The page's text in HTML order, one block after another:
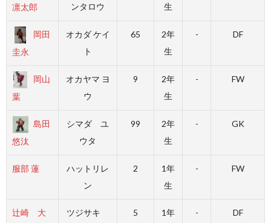
凛太郎
ンタロウ
生
岡田
圭永
オカダ ケイ
ト
65
2年
生
- DF
岡山
葉
オカヤマ ヨ
ウ
9
2年
生
- FW
島田
悠汰
シマダ ユ
ウタ
99
2年
生
- GK
服部 蓮
ハットリレ
ン
2
1年
生
- FW
辻崎 大
ツジサキ
5
1年
- DF